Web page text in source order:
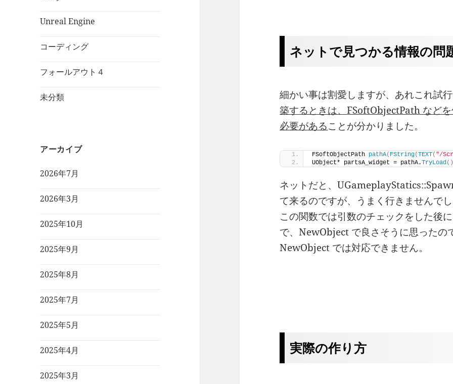
Unreal Engine
コーディング
フォールアウト４
未分類
アーカイブ
2026年7月
2026年3月
2025年10月
2025年9月
2025年8月
2025年7月
2025年5月
2025年4月
2025年3月
ネットで見つかる情報の問
細かい事は割愛しますが、あれこれ試
築するときは、FSoftObjectPath など
必要があることが分かりました。
FSoftObjectPath pathA( FString(TEXT( "/
UObject* partsA_widget = pathA.TryLoad
ネットだと、
て来るのですが、うまく行きませんで
この関数では引数のチェックをした後
で、NewObject で良さそうに思ったの
NewObject では対応できません。
実際の作り方